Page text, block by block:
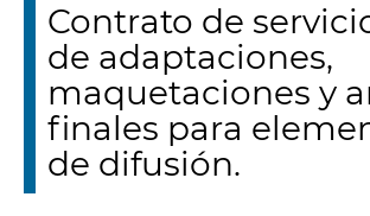
Contrato de
de adaptaciones,
maquetaciones y
finales para
de difusión.